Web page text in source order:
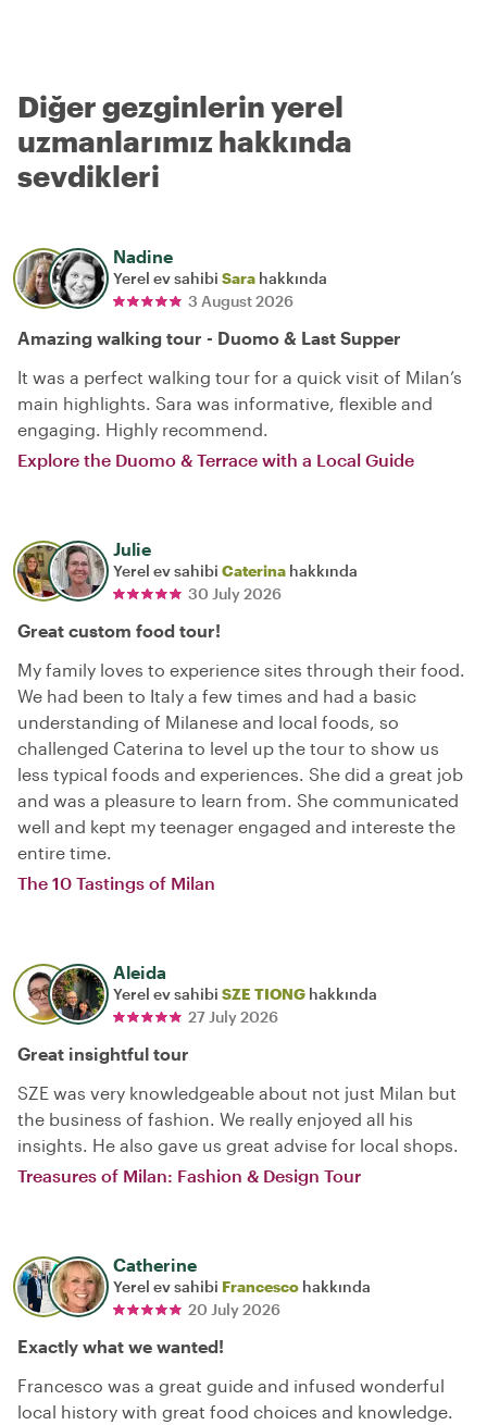
Diğer gezginlerin yerel
uzmanlarımız hakkında
sevdikleri
Nadine
Yerel ev sahibi Sara hakkında
3 August 2026
Amazing walking tour - Duomo & Last Supper
It was a perfect walking tour for a quick visit of Milan’s
main highlights. Sara was informative, flexible and
engaging. Highly recommend.
Explore the Duomo & Terrace with a Local Guide
Julie
Yerel ev sahibi Caterina hakkında
30 July 2026
Great custom food tour!
My family loves to experience sites through their food.
We had been to Italy a few times and had a basic
understanding of Milanese and local foods, so
challenged Caterina to level up the tour to show us
less typical foods and experiences. She did a great job
and was a pleasure to learn from. She communicated
well and kept my teenager engaged and intereste the
entire time.
The 10 Tastings of Milan
Aleida
Yerel ev sahibi SZE TIONG hakkında
27 July 2026
Great insightful tour
SZE was very knowledgeable about not just Milan but
the business of fashion. We really enjoyed all his
insights. He also gave us great advise for local shops.
Treasures of Milan: Fashion & Design Tour
Catherine
Yerel ev sahibi Francesco hakkında
20 July 2026
Exactly what we wanted!
Francesco was a great guide and infused wonderful
local history with great food choices and knowledge.